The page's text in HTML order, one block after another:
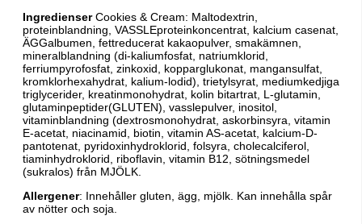
IngredienserCookies & Cream: Maltodextrin,
proteinblandning, VASSLEproteinkoncentrat, kalcium casenat,
ÄGGalbumen, fettreducerat kakaopulver, smakämnen,
mineralblandning (di-kaliumfosfat, natriumklorid,
ferriumpyrofosfat, zinkoxid, kopparglukonat, mangansulfat,
kromklorhexahydrat, kalium-lodid), trietylsyrat, mediumkedjiga
triglycerider, kreatinmonohydrat, kolin bitartrat, L-glutamin,
glutaminpeptider(GLUTEN), vasslepulver, inositol,
vitaminblandning (dextrosmonohydrat, askorbinsyra, vitamin
E-acetat, niacinamid, biotin, vitamin AS-acetat, kalcium-D-
pantotenat, pyridoxinhydroklorid, folsyra, cholecalciferol,
tiaminhydroklorid, riboflavin, vitamin B12, sötningsmedel
(sukralos) från MJÖLK.
Allergener: Innehåller gluten, ägg, mjölk. Kan innehålla spår
av nötter och soja.